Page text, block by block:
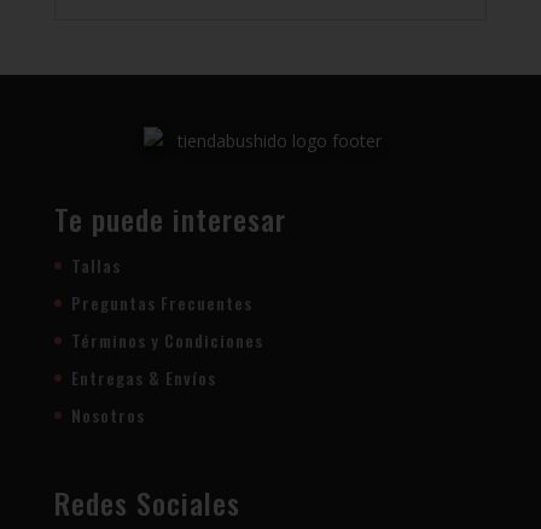
Te puede interesar
Tallas
Preguntas Frecuentes
Términos y Condiciones
Entregas & Envíos
Nosotros
Redes Sociales